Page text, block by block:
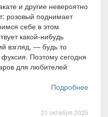
и другие невероятно
розовый поднимает
себе в этом
какой-нибудь
взгляд, — будь то
Поэтому сегодня
для любителей
Подробнее
21 октября 2025